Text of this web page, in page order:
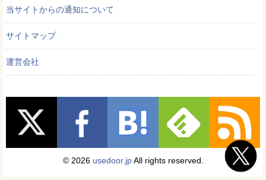
当サイトからの通知について
サイトマップ
運営会社
© 2026 usedoor.jpAll rights reserved.